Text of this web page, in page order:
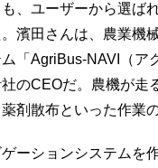
、ユーザーから選ば
濱田さんは、農業機
「AgriBus-NAVI（
のCEOだ。農機が
剤散布といった作業
ーションシステムを